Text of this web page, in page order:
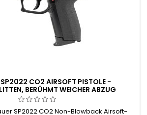
SP2022 CO2 AIRSOFT PISTOLE -
BERÜHMT WEICHER ABZUG
SP2022 CO2 Non-Blowback Airsoft-